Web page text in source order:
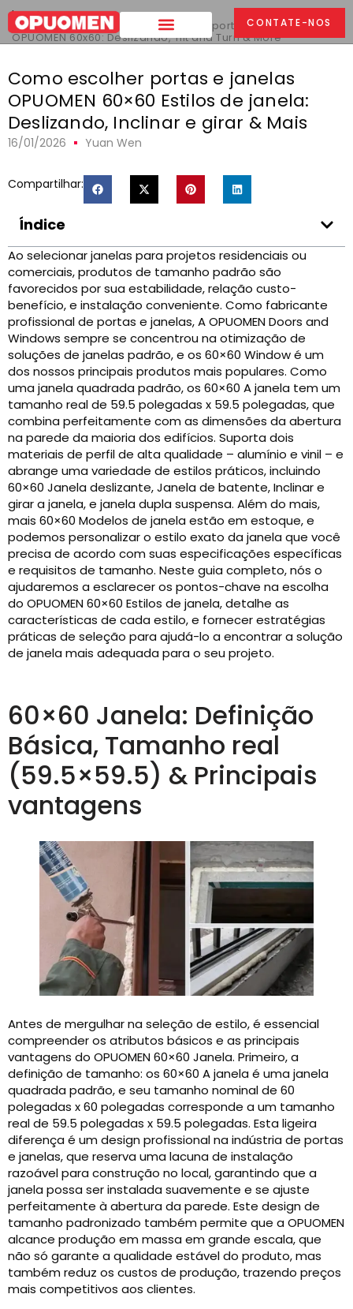
CONTATE-NOS
Lar >
Como escolher estilos de janela de portas e janelas
OPUOMEN 60x60: Deslizando,Tilt and Turn & More
Como escolher portas e janelas
OPUOMEN 60×60 Estilos de janela:
Deslizando, Inclinar e girar & Mais
16/01/2026 Yuan Wen
Compartilhar:
Índice
Ao selecionar janelas para projetos residenciais ou
comerciais, produtos de tamanho padrão são
favorecidos por sua estabilidade, relação custo-
benefício, e instalação conveniente. Como fabricante
profissional de portas e janelas, A OPUOMEN Doors and
Windows sempre se concentrou na otimização de
soluções de janelas padrão, e os 60×60 Window é um
dos nossos principais produtos mais populares. Como
uma janela quadrada padrão, os 60×60 A janela tem um
tamanho real de 59.5 polegadas x 59.5 polegadas, que
combina perfeitamente com as dimensões da abertura
na parede da maioria dos edifícios. Suporta dois
materiais de perfil de alta qualidade – alumínio e vinil – e
abrange uma variedade de estilos práticos, incluindo
60×60 Janela deslizante, Janela de batente, Inclinar e
girar a janela, e janela dupla suspensa. Além do mais,
mais 60×60 Modelos de janela estão em estoque, e
podemos personalizar o estilo exato da janela que você
precisa de acordo com suas especificações específicas
e requisitos de tamanho. Neste guia completo, nós o
ajudaremos a esclarecer os pontos-chave na escolha
do OPUOMEN 60×60 Estilos de janela, detalhe as
características de cada estilo, e fornecer estratégias
práticas de seleção para ajudá-lo a encontrar a solução
de janela mais adequada para o seu projeto.
60×60 Janela: Definição
Básica, Tamanho real
(59.5×59.5) & Principais
vantagens
Antes de mergulhar na seleção de estilo, é essencial
compreender os atributos básicos e as principais
vantagens do OPUOMEN 60×60 Janela. Primeiro, a
definição de tamanho: os 60×60 A janela é uma janela
quadrada padrão, e seu tamanho nominal de 60
polegadas x 60 polegadas corresponde a um tamanho
real de 59.5 polegadas x 59.5 polegadas. Esta ligeira
diferença é um design profissional na indústria de portas
e janelas, que reserva uma lacuna de instalação
razoável para construção no local, garantindo que a
janela possa ser instalada suavemente e se ajuste
perfeitamente à abertura da parede. Este design de
tamanho padronizado também permite que a OPUOMEN
alcance produção em massa em grande escala, que
não só garante a qualidade estável do produto, mas
também reduz os custos de produção, trazendo preços
mais competitivos aos clientes.